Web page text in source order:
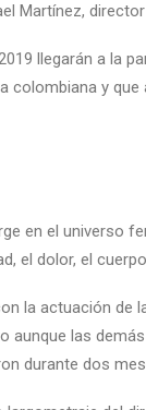
Martínez,
llegarán a la
colombiana y
en el universo
el dolor, el
la actuación de
aunque las
durante dos